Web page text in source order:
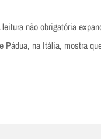
leitura não obrigatória
Pádua, na Itália, mostra